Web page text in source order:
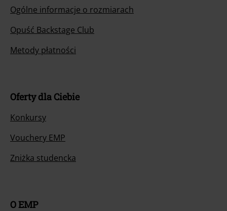
Ogólne informacje o rozmiarach
Opuść Backstage Club
Metody płatności
Oferty dla Ciebie
Konkursy
Vouchery EMP
Zniżka studencka
O EMP